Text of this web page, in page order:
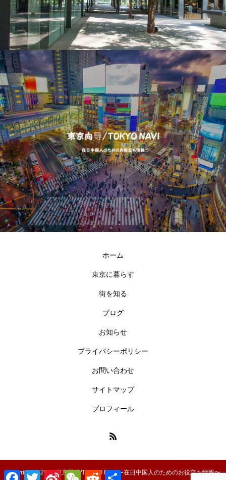
ホーム
東京に暮らす
街を知る
ブログ
お知らせ
プライバシーポリシー
お問い合わせ
サイトマップ
プロフィール
Copyright © 2024 東京導航/TOKYO NAVI〜在日中国人のためのお役立ち情報〜
FacebookTwitterSina
WeChatReddit共